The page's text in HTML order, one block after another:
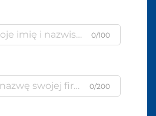
0/100
0/200